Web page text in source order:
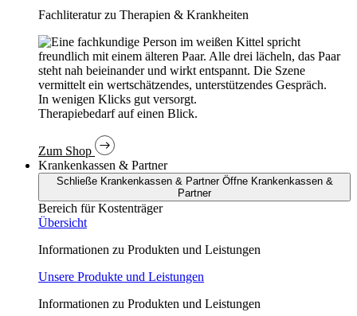
Fachliteratur zu Therapien & Krankheiten
In wenigen Klicks gut versorgt.
Therapiebedarf auf einen Blick.
Zum Shop
Krankenkassen & Partner
Schließe Krankenkassen & Partner Öffne Krankenkassen &
Partner
Bereich für Kostenträger
Übersicht
Informationen zu Produkten und Leistungen
Unsere Produkte und Leistungen
Informationen zu Produkten und Leistungen